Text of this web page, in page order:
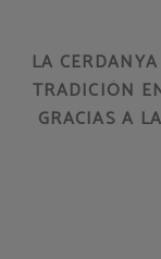
LA
TRADICIÓN
GRACIAS A